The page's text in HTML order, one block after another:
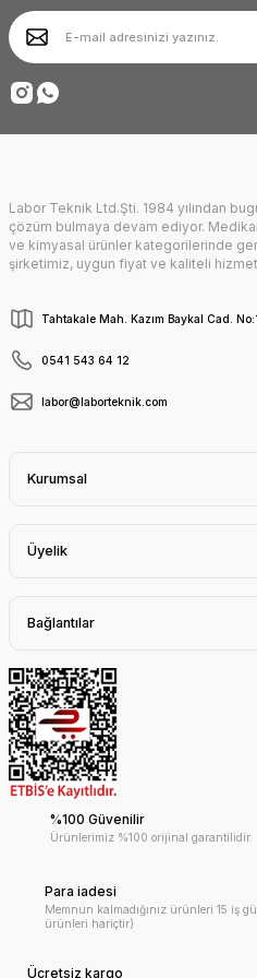
Ürün fiyatı diğer sitelerden daha
Bu ürüne benzer farklı alternatifler
Deneyimini Paylaş
Labor Teknik Ltd.Şti. 1984 yılından
çözüm bulmaya devam ediyor.
ve kimyasal ürünler kategorilerinde
şirketimiz, uygun fiyat ve kaliteli hizmet
Tahtakale Mah. Kazım Baykal Cad.
0541 543 64 12
labor@laborteknik.com
Kurumsal
Üyelik
Bağlantılar
%100 Güvenilir
Ürünlerimiz %100 orijinal garantilidir.
Para iadesi
Memnun kalmadığınız ürünleri 15 iş
ürünleri hariçtir)
Ücretsiz kargo